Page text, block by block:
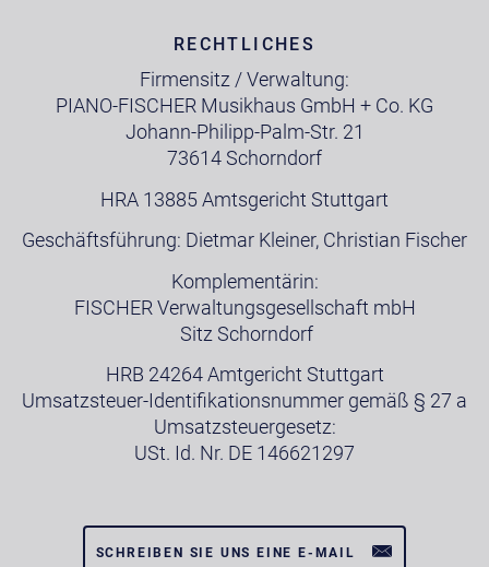
RECHTLICHES
Firmensitz / Verwaltung:
PIANO-FISCHER Musikhaus GmbH + Co. KG
Johann-Philipp-Palm-Str. 21
73614 Schorndorf
HRA 13885 Amtsgericht Stuttgart
Geschäftsführung: Dietmar Kleiner, Christian Fischer
Komplementärin:
FISCHER Verwaltungsgesellschaft mbH
Sitz Schorndorf
HRB 24264 Amtgericht Stuttgart
Umsatzsteuer-Identifikationsnummer gemäß § 27 a
Umsatzsteuergesetz:
USt. Id. Nr. DE 146621297
SCHREIBEN SIE UNS EINE E-MAIL